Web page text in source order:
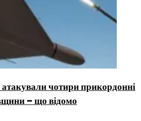
атакували чотири прикордонні
– що відомо